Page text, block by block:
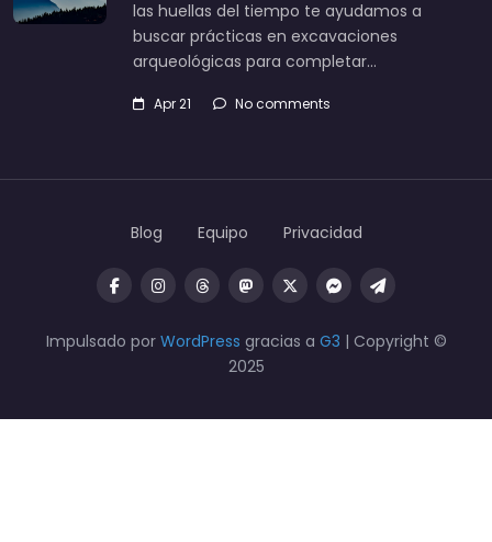
las huellas del tiempo te ayudamos a
buscar prácticas en excavaciones
arqueológicas para completar…
Apr 21 No comments
Blog Equipo Privacidad
Impulsado por WordPress gracias a G3 | Copyright ©
2025